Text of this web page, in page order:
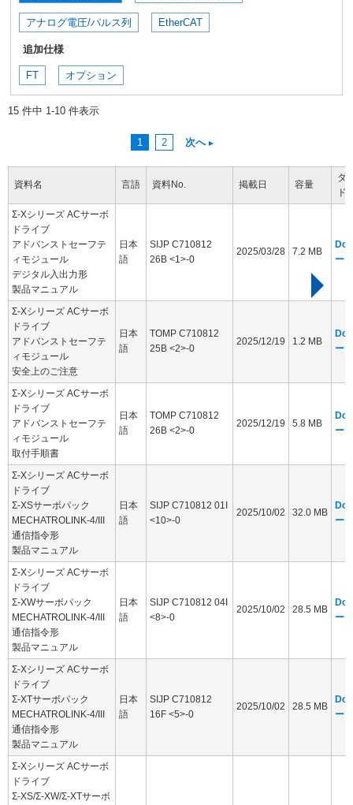
アナログ電圧/パルス列 EtherCAT
追加仕様
FT オプション
15 件中 1-10 件表示
1 2 次へ
資料名 言語 資料No. 掲載日 容量
ダ
ド
Σ-Xシリーズ ACサーボ
ドライブ
アドバンストセーフテ
ィモジュール
デジタル入出力形
製品マニュアル
日本
語
SIJP C710812
26B <1>-0
2025/03/28 7.2 MB
ージ
Σ-Xシリーズ ACサーボ
ドライブ
アドバンストセーフテ
ィモジュール
安全上のご注意
日本
語
TOMP C710812
25B <2>-0
2025/12/19 1.2 MB
ージ
Σ-Xシリーズ ACサーボ
ドライブ
アドバンストセーフテ
ィモジュール
取付手順書
日本
語
TOMP C710812
26B <2>-0
2025/12/19 5.8 MB
ージ
Σ-Xシリーズ ACサーボ
ドライブ
Σ-XSサーボパック
MECHATROLINK-4/III
通信指令形
製品マニュアル
日本
語
SIJP C710812 01I
<10>-0
2025/10/02 32.0 MB
ージ
Σ-Xシリーズ ACサーボ
ドライブ
Σ-XWサーボパック
MECHATROLINK-4/III
通信指令形
製品マニュアル
日本
語
SIJP C710812 04I
<8>-0
2025/10/02 28.5 MB
ージ
Σ-Xシリーズ ACサーボ
ドライブ
Σ-XTサーボパック
MECHATROLINK-4/III
通信指令形
製品マニュアル
日本
語
SIJP C710812
16F <5>-0
2025/10/02 28.5 MB
ージ
Σ-Xシリーズ ACサーボ
ドライブ
Σ-XS/Σ-XW/Σ-XTサーボ